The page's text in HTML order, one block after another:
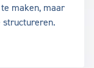
maken, maar
structureren.